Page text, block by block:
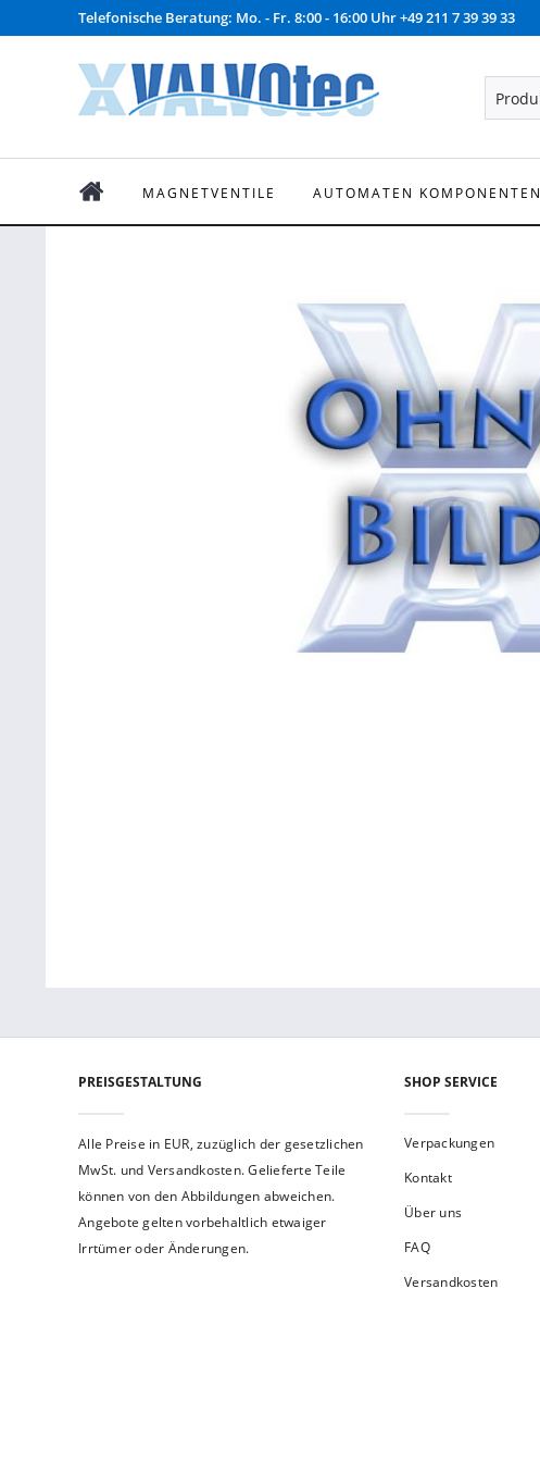
Telefonische Beratung: Mo. - Fr. 8:00 - 16:00 Uhr +49 211 7 39 39 33
MAGNETVENTILE AUTOMATEN KOMPONENTEN
PREISGESTALTUNG
Alle Preise in EUR, zuzüglich der gesetzlichen
MwSt. und Versandkosten. Gelieferte Teile
können von den Abbildungen abweichen.
Angebote gelten vorbehaltlich etwaiger
Irrtümer oder Änderungen.
SHOP SERVICE
Verpackungen
Kontakt
Über uns
FAQ
Versandkosten